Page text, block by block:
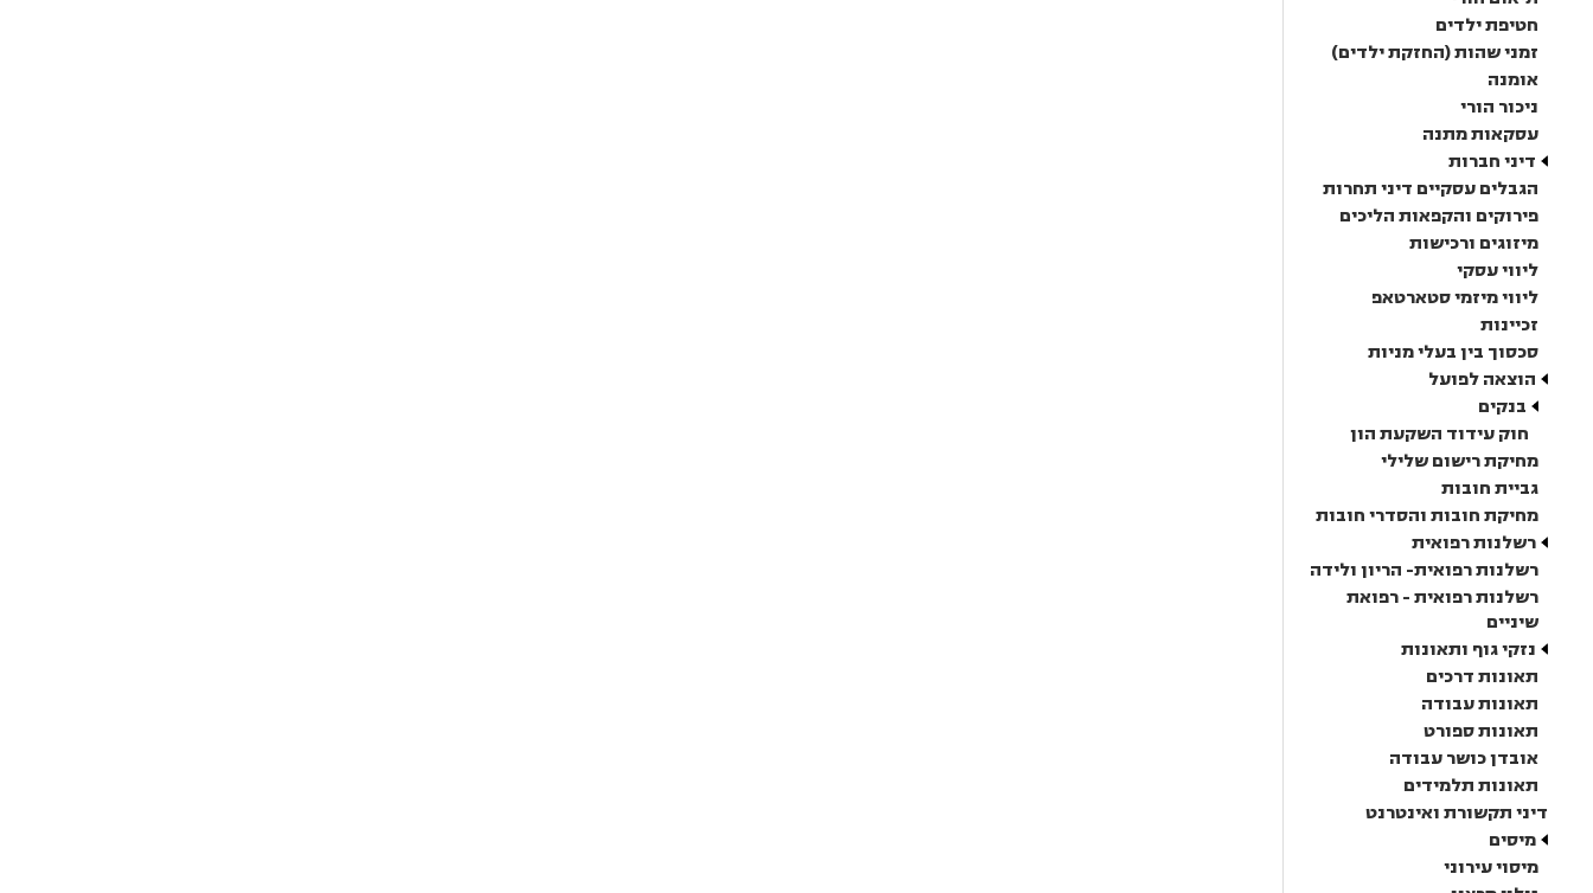
חטיפת ילדים
זמני שהות (החזקת ילדים)
אומנה
ניכור הורי
עסקאות מתנה
דיני חברות
הגבלים עסקיים דיני תחרות
פירוקים והקפאות הליכים
מיזוגים ורכישות
ליווי עסקי
ליווי מיזמי סטארטאפ
זכיינות
סכסוך בין בעלי מניות
הוצאה לפועל
בנקים
חוק עידוד השקעת הון
מחיקת רישום שלילי
גביית חובות
מחיקת חובות והסדרי חובות
רשלנות רפואית
רשלנות רפואית- הריון ולידה
רשלנות רפואית - רפואת
שיניים
נזקי גוף ותאונות
תאונות דרכים
תאונות עבודה
תאונות ספורט
אובדן כושר עבודה
תאונות תלמידים
דיני תקשורת ואינטרנט
מיסים
מיסוי עירוני